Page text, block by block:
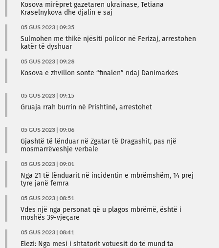
Kosova mirëpret gazetaren ukrainase, Tetiana
Kraselnykova dhe djalin e saj
05 GUS 2023 | 09:35
Sulmohen me thikë njësiti policor në Ferizaj, arrestohen
katër të dyshuar
05 GUS 2023 | 09:28
Kosova e zhvillon sonte “finalen” ndaj Danimarkës
05 GUS 2023 | 09:15
Gruaja rrah burrin në Prishtinë, arrestohet
05 GUS 2023 | 09:06
Gjashtë të lënduar në Zgatar të Dragashit, pas një
mosmarrëveshje verbale
05 GUS 2023 | 09:01
Nga 21 të lënduarit në incidentin e mbrëmshëm, 14 prej
tyre janë femra
05 GUS 2023 | 08:51
Vdes një nga personat që u plagos mbrëmë, është i
moshës 39-vjeçare
05 GUS 2023 | 08:41
Elezi: Nga mesi i shtatorit votuesit do të mund ta